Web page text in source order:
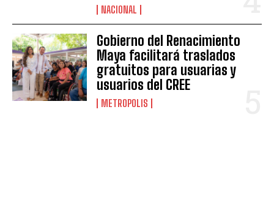
NACIONAL
Gobierno del Renacimiento
Maya facilitará traslados
gratuitos para usuarias y
usuarios del CREE
METROPOLIS